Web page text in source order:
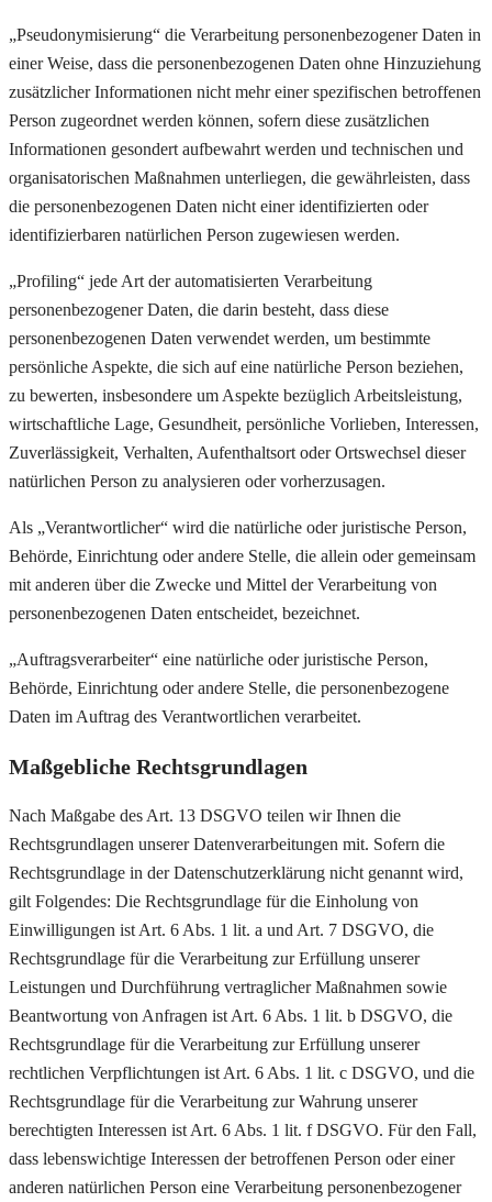
„Pseudonymisierung“ die Verarbeitung personenbezogener Daten in
einer Weise, dass die personenbezogenen Daten ohne Hinzuziehung
zusätzlicher Informationen nicht mehr einer spezifischen betroffenen
Person zugeordnet werden können, sofern diese zusätzlichen
Informationen gesondert aufbewahrt werden und technischen und
organisatorischen Maßnahmen unterliegen, die gewährleisten, dass
die personenbezogenen Daten nicht einer identifizierten oder
identifizierbaren natürlichen Person zugewiesen werden.
„Profiling“ jede Art der automatisierten Verarbeitung
personenbezogener Daten, die darin besteht, dass diese
personenbezogenen Daten verwendet werden, um bestimmte
persönliche Aspekte, die sich auf eine natürliche Person beziehen,
zu bewerten, insbesondere um Aspekte bezüglich Arbeitsleistung,
wirtschaftliche Lage, Gesundheit, persönliche Vorlieben, Interessen,
Zuverlässigkeit, Verhalten, Aufenthaltsort oder Ortswechsel dieser
natürlichen Person zu analysieren oder vorherzusagen.
Als „Verantwortlicher“ wird die natürliche oder juristische Person,
Behörde, Einrichtung oder andere Stelle, die allein oder gemeinsam
mit anderen über die Zwecke und Mittel der Verarbeitung von
personenbezogenen Daten entscheidet, bezeichnet.
„Auftragsverarbeiter“ eine natürliche oder juristische Person,
Behörde, Einrichtung oder andere Stelle, die personenbezogene
Daten im Auftrag des Verantwortlichen verarbeitet.
Maßgebliche Rechtsgrundlagen
Nach Maßgabe des Art. 13 DSGVO teilen wir Ihnen die
Rechtsgrundlagen unserer Datenverarbeitungen mit. Sofern die
Rechtsgrundlage in der Datenschutzerklärung nicht genannt wird,
gilt Folgendes: Die Rechtsgrundlage für die Einholung von
Einwilligungen ist Art. 6 Abs. 1 lit. a und Art. 7 DSGVO, die
Rechtsgrundlage für die Verarbeitung zur Erfüllung unserer
Leistungen und Durchführung vertraglicher Maßnahmen sowie
Beantwortung von Anfragen ist Art. 6 Abs. 1 lit. b DSGVO, die
Rechtsgrundlage für die Verarbeitung zur Erfüllung unserer
rechtlichen Verpflichtungen ist Art. 6 Abs. 1 lit. c DSGVO, und die
Rechtsgrundlage für die Verarbeitung zur Wahrung unserer
berechtigten Interessen ist Art. 6 Abs. 1 lit. f DSGVO. Für den Fall,
dass lebenswichtige Interessen der betroffenen Person oder einer
anderen natürlichen Person eine Verarbeitung personenbezogener